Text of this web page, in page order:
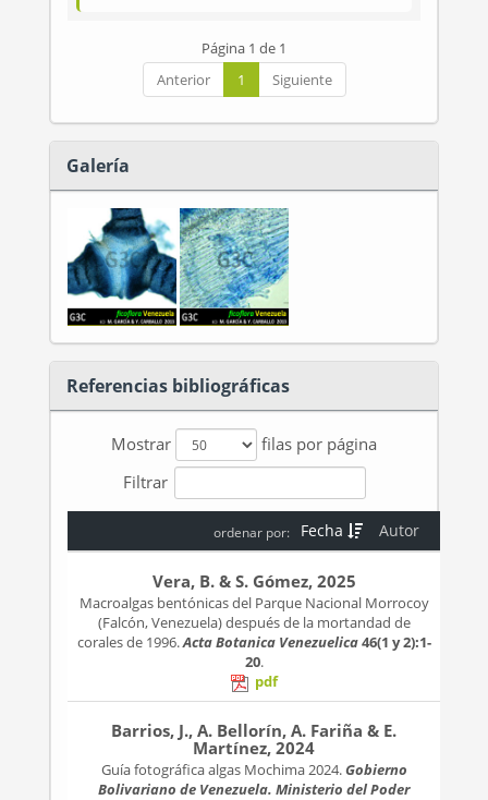
Página 1 de 1
Anterior
1 Siguiente
Galería
Referencias bibliográficas
Mostrar
filas por página
Filtrar
Autor
Fecha
ordenar por:
Vera, B. & S. Gómez, 2025
Macroalgas bentónicas del Parque Nacional Morrocoy
(Falcón, Venezuela) después de la mortandad de
corales de 1996.Acta Botanica Venezuelica46(1 y 2):1-
20.
pdf
Barrios, J., A. Bellorín, A. Fariña & E.
Martínez, 2024
Guía fotográfica algas Mochima 2024.Gobierno
Bolivariano de Venezuela. Ministerio del Poder